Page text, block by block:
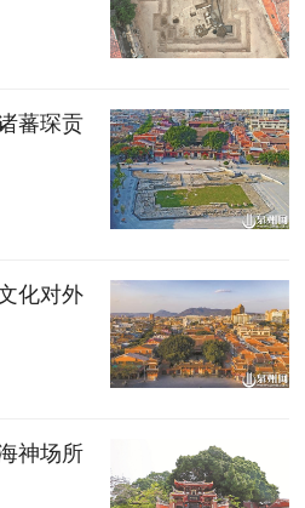
蕃琛贡
化对外
神场所